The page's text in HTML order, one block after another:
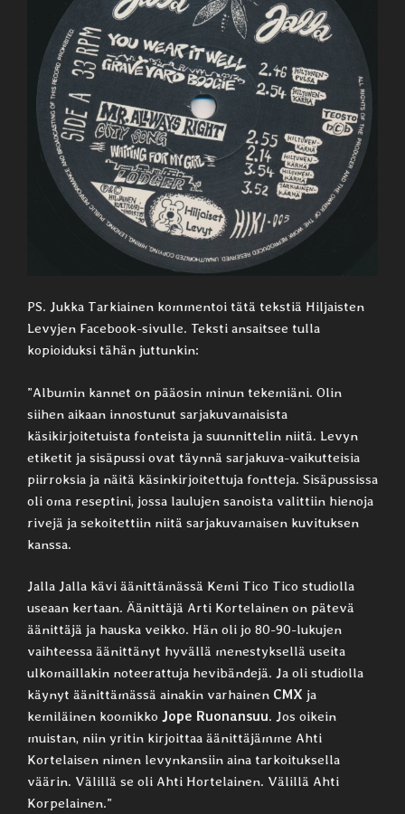
PS. Jukka Tarkiainen kommentoi tätä tekstiä Hiljaisten
Levyjen Facebook-sivulle. Teksti ansaitsee tulla
kopioiduksi tähän juttunkin:
”Albumin kannet on pääosin minun tekemiäni. Olin
siihen aikaan innostunut sarjakuvamaisista
käsikirjoitetuista fonteista ja suunnittelin niitä. Levyn
etiketit ja sisäpussi ovat täynnä sarjakuva-vaikutteisia
piirroksia ja näitä käsinkirjoitettuja fontteja. Sisäpussissa
oli oma reseptini, jossa laulujen sanoista valittiin hienoja
rivejä ja sekoitettiin niitä sarjakuvamaisen kuvituksen
kanssa.
Jalla Jalla kävi äänittämässä Kemi Tico Tico studiolla
useaan kertaan. Äänittäjä Arti Kortelainen on pätevä
äänittäjä ja hauska veikko. Hän oli jo 80-90-lukujen
vaihteessa äänittänyt hyvällä menestyksellä useita
ulkomaillakin noteerattuja hevibändejä. Ja oli studiolla
käynyt äänittämässä ainakin varhainen CMX ja
kemiläinen koomikko Jope Ruonansuu. Jos oikein
muistan, niin yritin kirjoittaa äänittäjämme Ahti
Kortelaisen nimen levynkansiin aina tarkoituksella
väärin. Välillä se oli Ahti Hortelainen. Välillä Ahti
Korpelainen.”